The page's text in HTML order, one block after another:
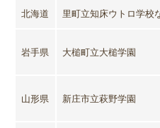
北海道 里町立知床ウトロ学校
岩手県 大槌町立大槌学園
山形県 新庄市立萩野学園